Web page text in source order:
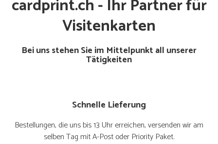
cardprint.ch - Ihr Partner für
Visitenkarten
Bei uns stehen Sie im Mittelpunkt all unserer
Tätigkeiten
Schnelle Lieferung
Bestellungen, die uns bis 13 Uhr erreichen, versenden wir am
selben Tag mit A-Post oder Priority Paket.